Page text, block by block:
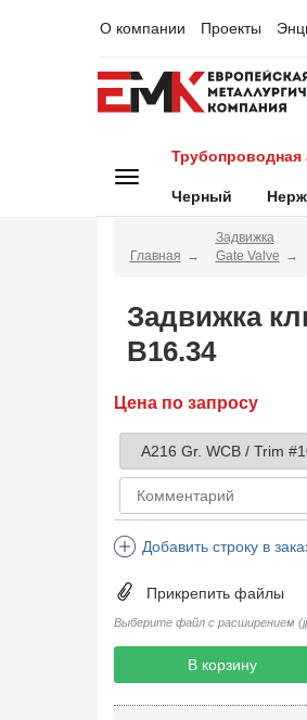
О компании Проекты
Трубопроводная
Черный
Главная
Задвижка
Gate Valve
Задвижка
B16.34
Цена по запросу
Добавить строку в
Прикрепить файлы
Выберите файл с расширением
В корзину